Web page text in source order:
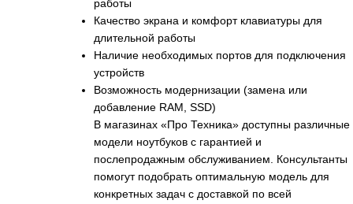
работы
Качество экрана и комфорт клавиатуры для
длительной работы
Наличие необходимых портов для подключения
устройств
Возможность модернизации (замена или
добавление RAM, SSD)
В магазинах «Про Техника» доступны различные
модели ноутбуков с гарантией и
послепродажным обслуживанием. Консультанты
помогут подобрать оптимальную модель для
конкретных задач с доставкой по всей